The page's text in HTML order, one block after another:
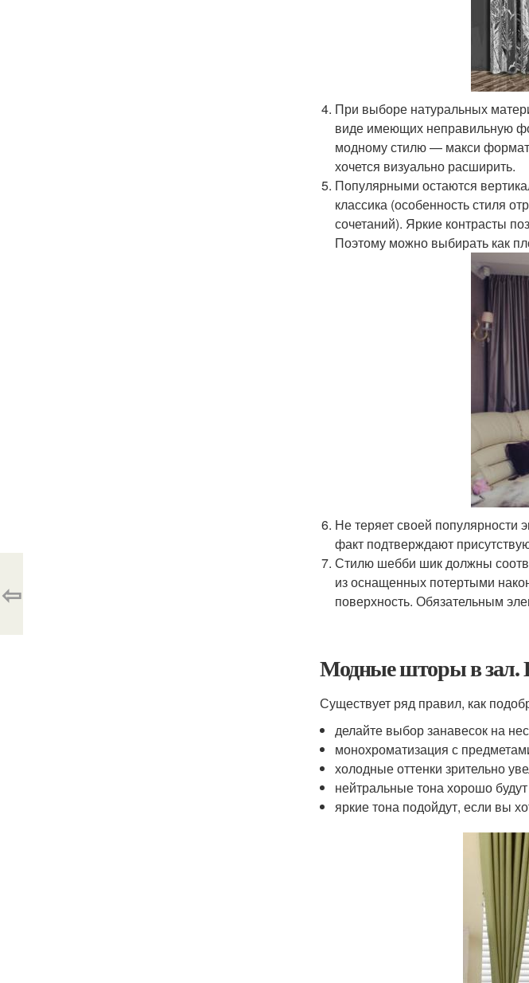
При выборе натуральных
виде имеющих неправильную
модному стилю — макси
хочется визуально расширить.
Популярными остаются
классика (особенность стиля
сочетаний). Яркие контрасты
Поэтому можно выбирать как
Не теряет своей популярности
факт подтверждают
Стилю шебби шик должны
из оснащенных потертыми
поверхность. Обязательным
Модные шторы в зал.
Существует ряд правил, как
делайте выбор занавесок на
монохроматизация с
холодные оттенки зрительно
нейтральные тона хорошо
яркие тона подойдут, если вы
⇦